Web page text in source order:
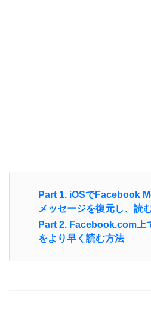
Part 1. iOSでFacebook
メッセージを復元し、読
Part 2. Facebook.com上
をより早く読む方法